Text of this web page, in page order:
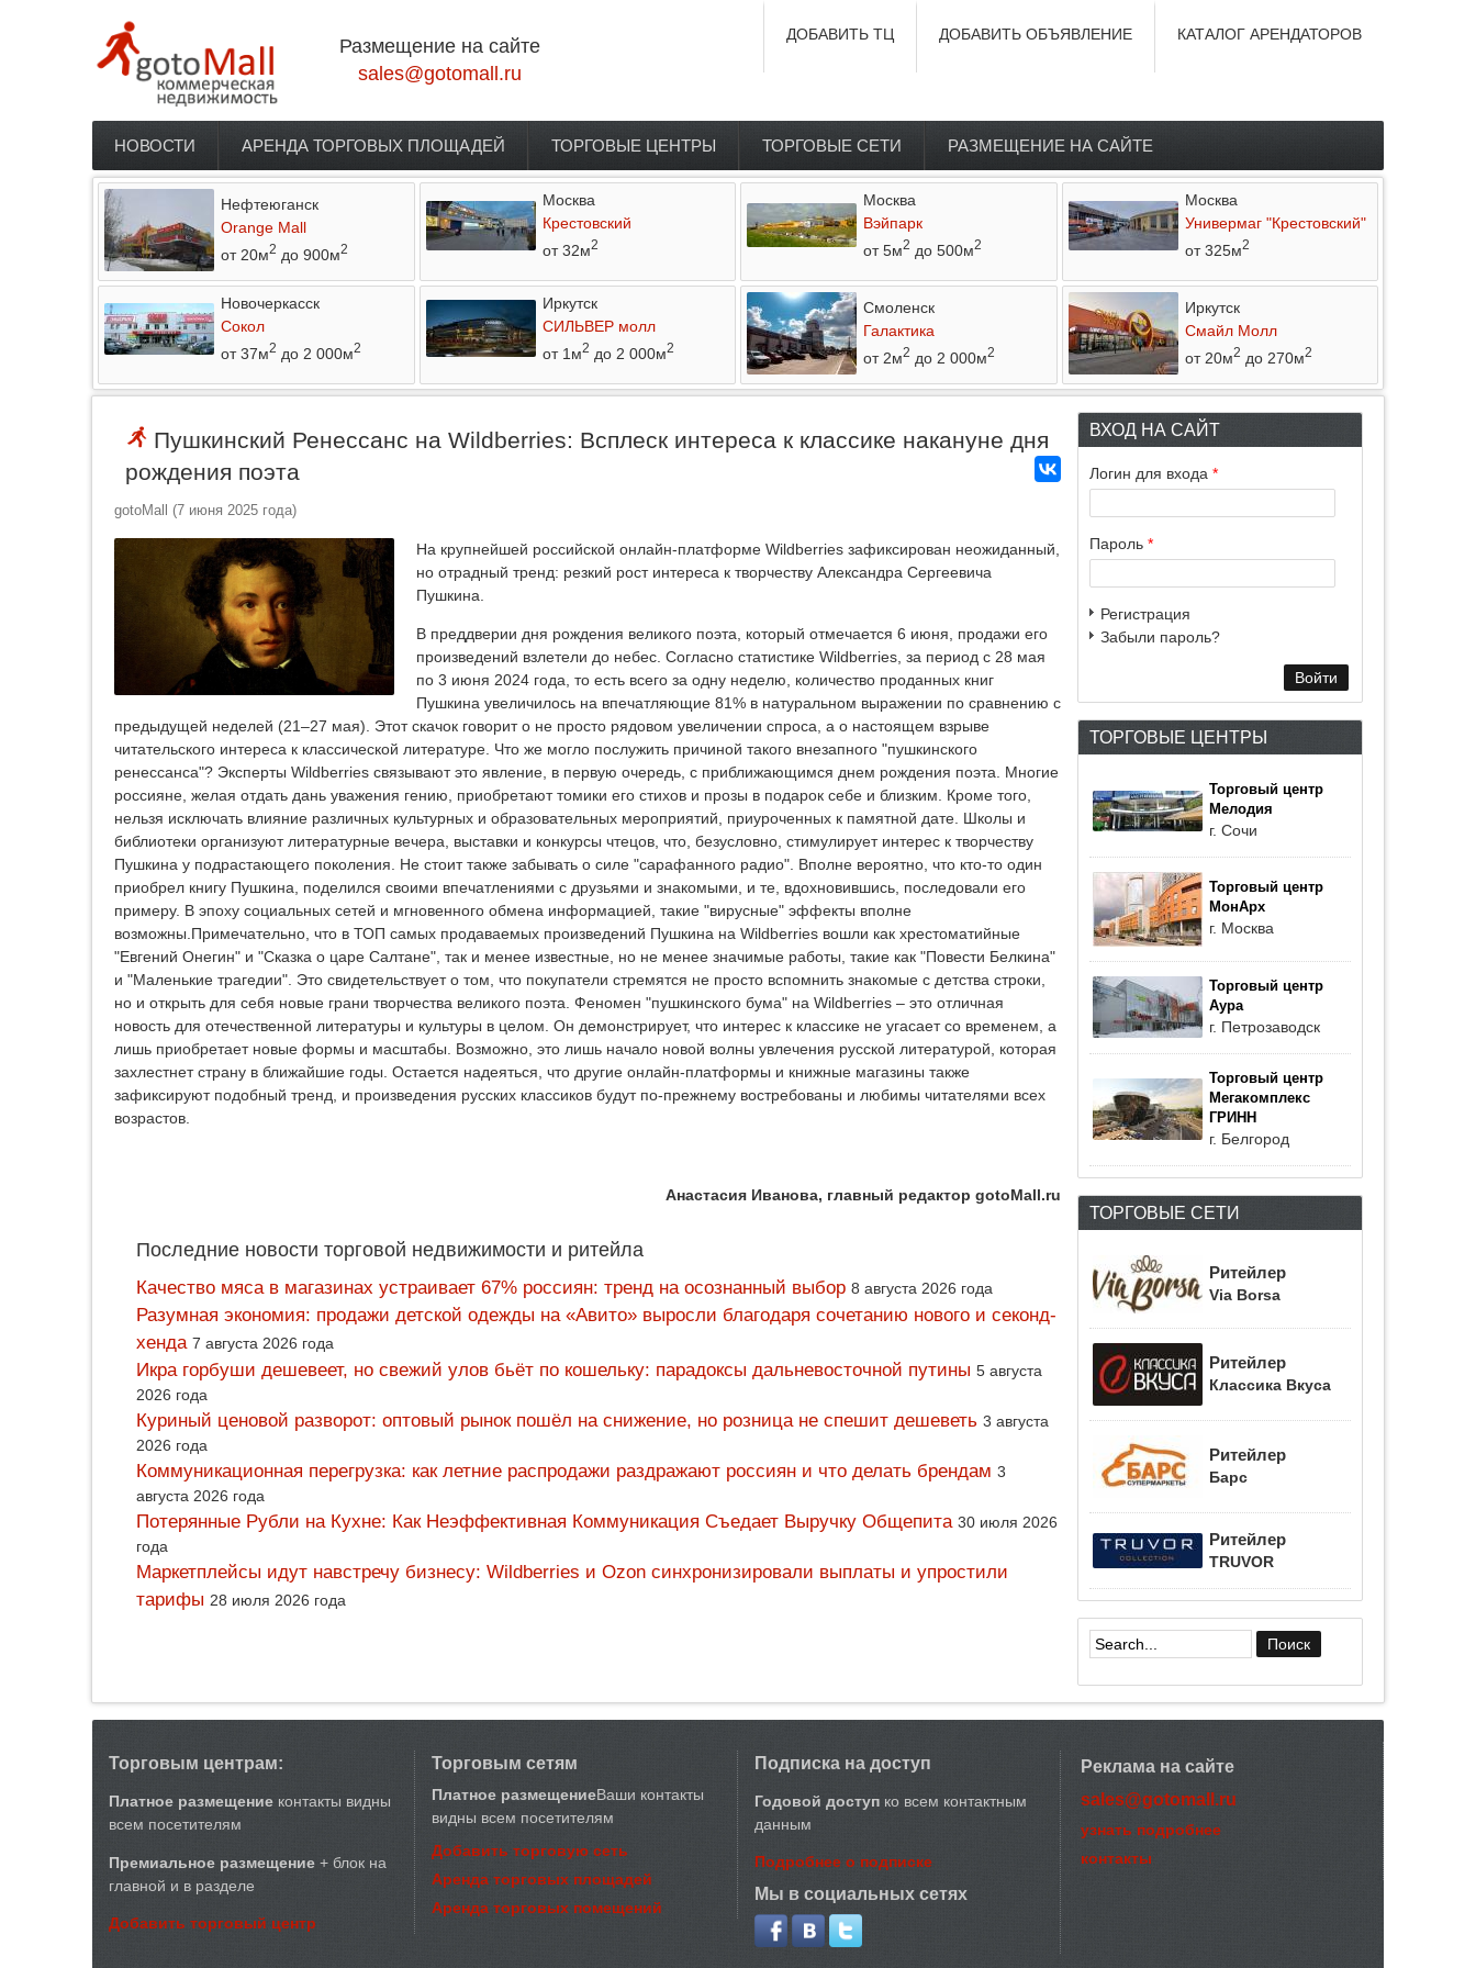
Размещение на сайте
sales@gotomall.ru
КАТАЛОГ АРЕНДАТОРОВ
ДОБАВИТЬ ОБЪЯВЛЕНИЕ
ДОБАВИТЬ ТЦ
Главное меню
НОВОСТИ АРЕНДА ТОРГОВЫХ ПЛОЩАДЕЙ ТОРГОВЫЕ ЦЕНТРЫ ТОРГОВЫЕ СЕТИ РАЗМЕЩЕНИЕ НА САЙТЕ
Нефтеюганск
Orange Mall
от 20м2 до 900м2
Москва
Крестовский
от 32м2
Москва
Вэйпарк
от 5м2 до 500м2
Москва
Универмаг "Крестовский"
от 325м2
Новочеркасск
Сокол
от 37м2 до 2 000м2
Иркутск
СИЛЬВЕР молл
от 1м2 до 2 000м2
Смоленск
Галактика
от 2м2 до 2 000м2
Иркутск
Смайл Молл
от 20м2 до 270м2
Пушкинский Ренессанс на Wildberries: Всплеск интереса к классике накануне дня
рождения поэта
gotoMall (7 июня 2025 года)
На крупнейшей российской онлайн-платформе Wildberries зафиксирован неожиданный,
но отрадный тренд: резкий рост интереса к творчеству Александра Сергеевича
Пушкина.
В преддверии дня рождения великого поэта, который отмечается 6 июня, продажи его
произведений взлетели до небес. Согласно статистике Wildberries, за период с 28 мая
по 3 июня 2024 года, то есть всего за одну неделю, количество проданных книг
Пушкина увеличилось на впечатляющие 81% в натуральном выражении по сравнению с
предыдущей неделей (21–27 мая). Этот скачок говорит о не просто рядовом увеличении спроса, а о настоящем взрыве
читательского интереса к классической литературе. Что же могло послужить причиной такого внезапного "пушкинского
ренессанса"? Эксперты Wildberries связывают это явление, в первую очередь, с приближающимся днем рождения поэта. Многие
россияне, желая отдать дань уважения гению, приобретают томики его стихов и прозы в подарок себе и близким. Кроме того,
нельзя исключать влияние различных культурных и образовательных мероприятий, приуроченных к памятной дате. Школы и
библиотеки организуют литературные вечера, выставки и конкурсы чтецов, что, безусловно, стимулирует интерес к творчеству
Пушкина у подрастающего поколения. Не стоит также забывать о силе "сарафанного радио". Вполне вероятно, что кто-то один
приобрел книгу Пушкина, поделился своими впечатлениями с друзьями и знакомыми, и те, вдохновившись, последовали его
примеру. В эпоху социальных сетей и мгновенного обмена информацией, такие "вирусные" эффекты вполне
возможны.Примечательно, что в ТОП самых продаваемых произведений Пушкина на Wildberries вошли как хрестоматийные
"Евгений Онегин" и "Сказка о царе Салтане", так и менее известные, но не менее значимые работы, такие как "Повести Белкина"
и "Маленькие трагедии". Это свидетельствует о том, что покупатели стремятся не просто вспомнить знакомые с детства строки,
но и открыть для себя новые грани творчества великого поэта. Феномен "пушкинского бума" на Wildberries – это отличная
новость для отечественной литературы и культуры в целом. Он демонстрирует, что интерес к классике не угасает со временем, а
лишь приобретает новые формы и масштабы. Возможно, это лишь начало новой волны увлечения русской литературой, которая
захлестнет страну в ближайшие годы. Остается надеяться, что другие онлайн-платформы и книжные магазины также
зафиксируют подобный тренд, и произведения русских классиков будут по-прежнему востребованы и любимы читателями всех
возрастов.
Анастасия Иванова, главный редактор gotoMall.ru
Последние новости торговой недвижимости и ритейла
Качество мяса в магазинах устраивает 67% россиян: тренд на осознанный выбор 8 августа 2026 года
Разумная экономия: продажи детской одежды на «Авито» выросли благодаря сочетанию нового и секонд-
хенда 7 августа 2026 года
Икра горбуши дешевеет, но свежий улов бьёт по кошельку: парадоксы дальневосточной путины 5 августа
2026 года
Куриный ценовой разворот: оптовый рынок пошёл на снижение, но розница не спешит дешеветь 3 августа
2026 года
Коммуникационная перегрузка: как летние распродажи раздражают россиян и что делать брендам 3
августа 2026 года
Потерянные Рубли на Кухне: Как Неэффективная Коммуникация Съедает Выручку Общепита 30 июля 2026
года
Маркетплейсы идут навстречу бизнесу: Wildberries и Ozon синхронизировали выплаты и упростили
тарифы 28 июля 2026 года
ВХОД НА САЙТ
Логин для входа *
Пароль *
Регистрация
Забыли пароль?
ТОРГОВЫЕ ЦЕНТРЫ
Торговый центр
Мелодия
г. Сочи
Торговый центр
МонАрх
г. Москва
Торговый центр
Аура
г. Петрозаводск
Торговый центр
Мегакомплекс
ГРИНН
г. Белгород
ТОРГОВЫЕ СЕТИ
Ритейлер
Via Borsa
Ритейлер
Классика Вкуса
Ритейлер
Барс
Ритейлер
TRUVOR
Форма поиска
Торговым центрам:
Платное размещение контакты видны
всем посетителям
Премиальное размещение + блок на
главной и в разделе
Добавить торговый центр
Торговым сетям
Платное размещениеВаши контакты
видны всем посетителям
Добавить торговую сеть
Аренда торговых площадей
Аренда торговых помещений
Подписка на доступ
Годовой доступ ко всем контактным
данным
Подробнее о подписке
Мы в социальных сетях
Реклама на сайте
sales@gotomall.ru
узнать подробнее
контакты